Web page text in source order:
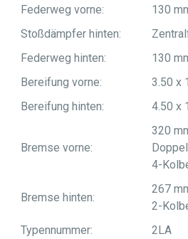
Federweg vorne:
130
Stoßdämpfer hinten:
Federweg hinten:
130
Bereifung vorne:
3.50 x
Bereifung hinten:
4.50 x
Bremse vorne:
320
4-
Bremse hinten:
267
2-
Typennummer:
2LA